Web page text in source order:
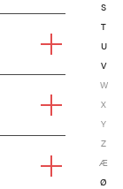
S
T
U
V
W
X
Y
Z
Æ
Ø